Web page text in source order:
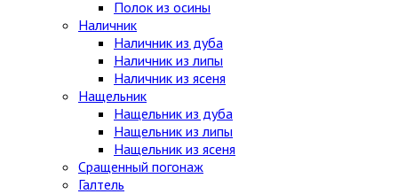
Полок из осины
Наличник
Наличник из дуба
Наличник из липы
Наличник из ясеня
Нащельник
Нащельник из дуба
Нащельник из липы
Нащельник из ясеня
Сращенный погонаж
Галтель